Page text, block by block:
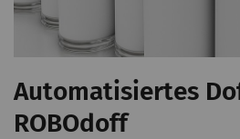
Automatisiertes
ROBOdoff
der Website
ermöglichen.